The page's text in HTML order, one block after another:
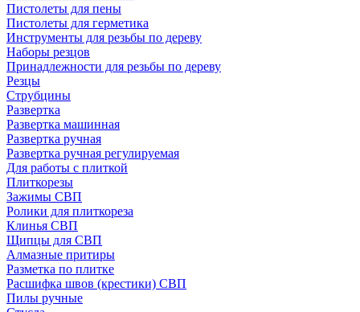
Пистолеты для пены
Пистолеты для герметика
Инструменты для резьбы по дереву
Наборы резцов
Принадлежности для резьбы по дереву
Резцы
Струбцины
Развертка
Развертка машинная
Развертка ручная
Развертка ручная регулируемая
Для работы с плиткой
Плиткорезы
Зажимы СВП
Ролики для плиткореза
Клинья СВП
Щипцы для СВП
Алмазные притиры
Разметка по плитке
Расшифка швов (крестики) СВП
Пилы ручные